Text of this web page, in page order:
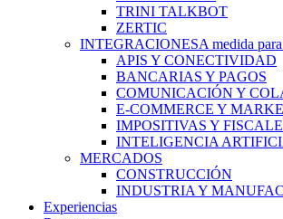
TRINI TALKBOT
ZERTIC
INTEGRACIONESA medida
APIS Y CONECTIVIDAD
BANCARIAS Y PAGOS
COMUNICACIÓN Y
E-COMMERCE Y
IMPOSITIVAS Y
INTELIGENCIA
MERCADOS
CONSTRUCCIÓN
INDUSTRIA Y
Experiencias